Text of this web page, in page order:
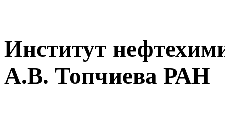
Институт
А.В. Топчиева РАН